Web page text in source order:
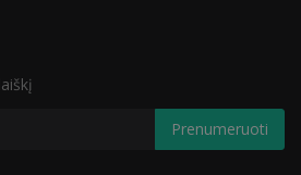
Prenumeruoti